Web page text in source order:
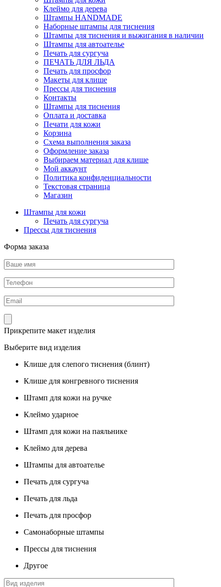
Клеймо для дерева
Штампы HANDMADE
Наборные штампы для тиснения
Штампы для тиснения и выжигания в наличии
Штампы для автоателье
Печать для сургуча
ПЕЧАТЬ ДЛЯ ЛЬДА
Печать для просфор
Макеты для клише
Прессы для тиснения
Контакты
Штампы для тиснения
Оплата и доставка
Печати для кожи
Корзина
Схема выполнения заказа
Оформление заказа
Выбираем материал для клише
Мой аккаунт
Политика конфиденциальности
Текстовая страница
Магазин
Штампы для кожи
Печать для сургуча
Прессы для тиснения
Форма заказа
Прикрепите макет изделия
Выберите вид изделия
Клише для слепого тиснения (блинт)
Клише для конгревного тиснения
Штамп для кожи на ручке
Клеймо ударное
Штамп для кожи на паяльнике
Клеймо для дерева
Штампы для автоателье
Печать для сургуча
Печать для льда
Печать для просфор
Самонаборные штампы
Прессы для тиснения
Другое